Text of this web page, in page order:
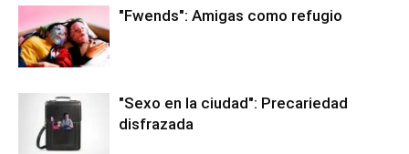
"Fwends": Amigas como refugio
"Sexo en la ciudad": Precariedad
disfrazada